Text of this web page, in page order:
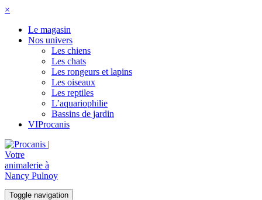
×
Le magasin
Nos univers
Les chiens
Les chats
Les rongeurs et lapins
Les oiseaux
Les reptiles
L’aquariophilie
Bassins de jardin
VIProcanis
Toggle navigation